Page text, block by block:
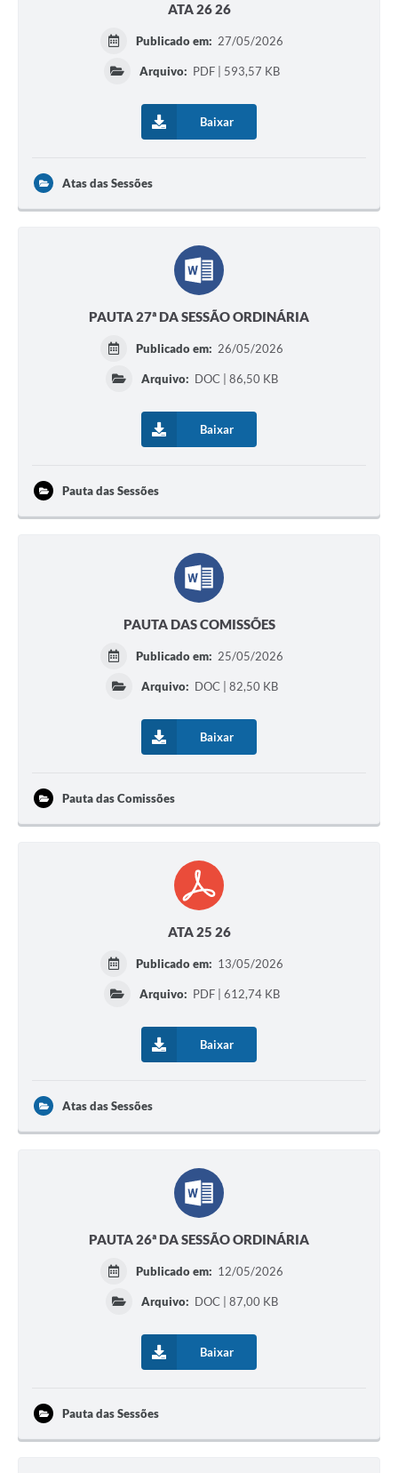
ATA 26 26
Publicado em: 27/05/2026
Arquivo: PDF | 593,57 KB
Baixar
Atas das Sessões
PAUTA 27ª DA SESSÃO ORDINÁRIA
Publicado em: 26/05/2026
Arquivo: DOC | 86,50 KB
Baixar
Pauta das Sessões
PAUTA DAS COMISSÕES
Publicado em: 25/05/2026
Arquivo: DOC | 82,50 KB
Baixar
Pauta das Comissões
ATA 25 26
Publicado em: 13/05/2026
Arquivo: PDF | 612,74 KB
Baixar
Atas das Sessões
PAUTA 26ª DA SESSÃO ORDINÁRIA
Publicado em: 12/05/2026
Arquivo: DOC | 87,00 KB
Baixar
Pauta das Sessões